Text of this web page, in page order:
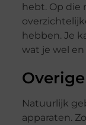
hebt. Op die
hebben. Je
wat je wel
Natuurlijk
apparaten.